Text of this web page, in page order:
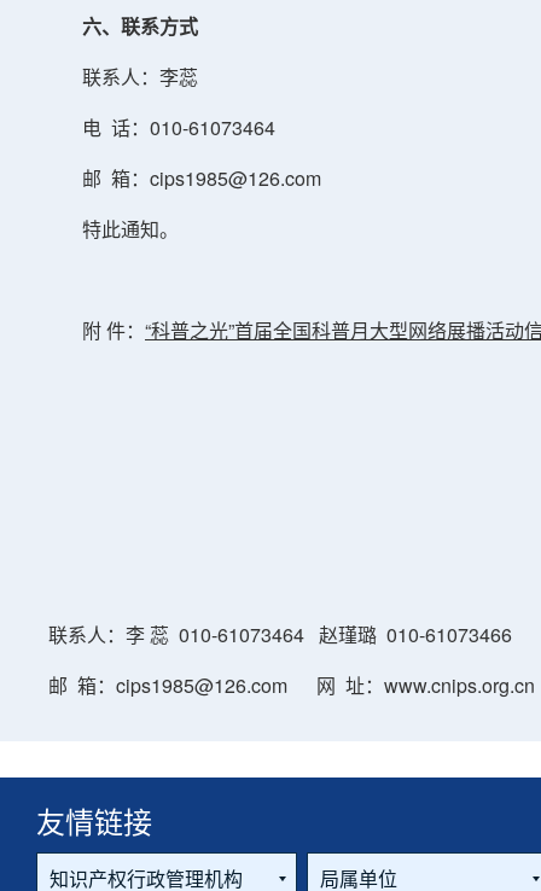
六、联系方式
联系人：李蕊
电 话：010-61073464
邮 箱：cips1985@126.com
特此通知。
附 件： “科普之光”首届全国科普月大型网络展播活动
联系人：李 蕊 010-61073464 赵瑾璐 010-61073466
邮 箱：cips1985@126.com 网 址：www.cnips.org.cn
友情链接